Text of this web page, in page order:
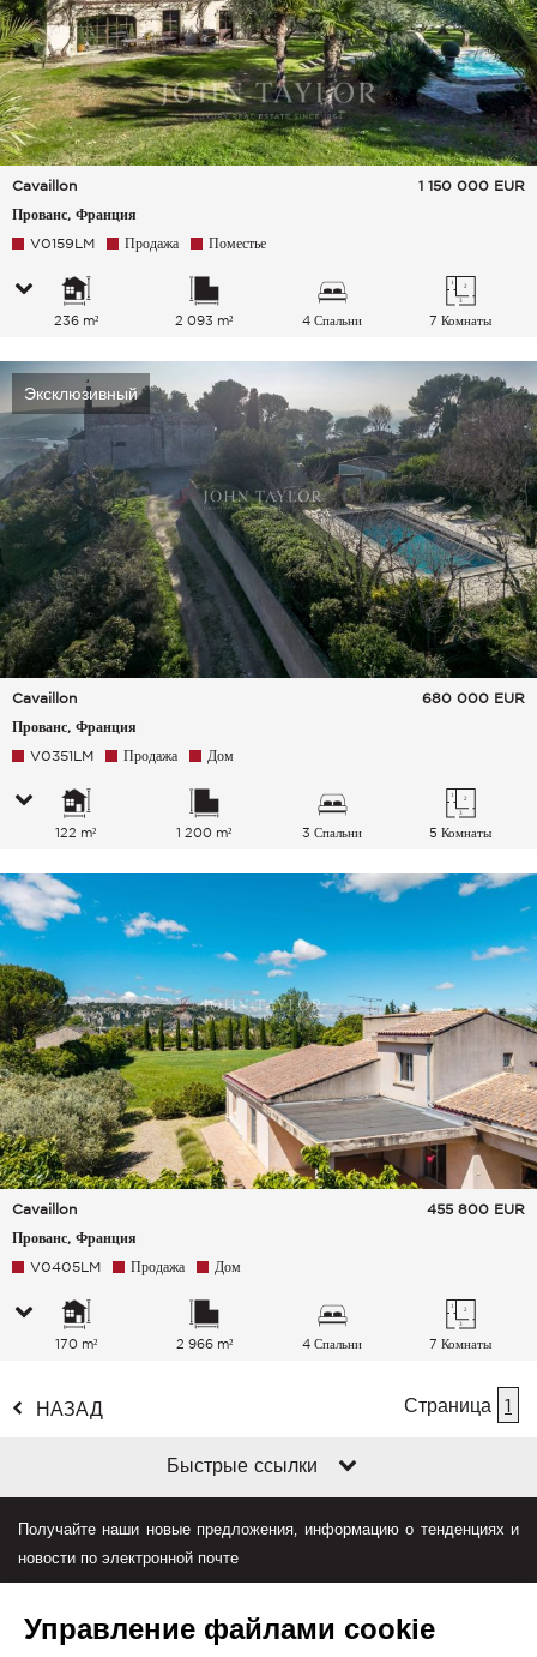
Cavaillon
Прованс, Франция
1 150 000 EUR
V0159LM Продажа Поместье
236 m² 2 093 m² 4 Спальни 7 Комнаты
Эксклюзивный
Cavaillon
Прованс, Франция
680 000 EUR
V0351LM Продажа Дом
122 m² 1 200 m² 3 Спальни 5 Комнаты
Cavaillon
Прованс, Франция
455 800 EUR
V0405LM Продажа Дом
170 m² 2 966 m² 4 Спальни 7 Комнаты
НАЗАД Страница 1
Быстрые ссылки
Получайте наши новые предложения, информацию о тенденциях и
новости по электронной почте
Управление файлами cookie